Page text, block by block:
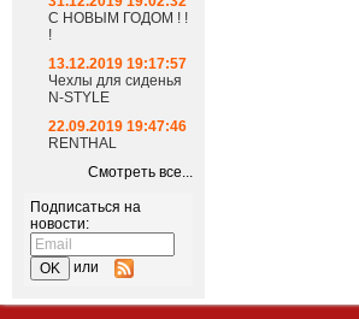
С НОВЫМ ГОДОМ ! !
!
13.12.2019 19:17:57
Чехлы для сиденья
N-STYLE
22.09.2019 19:47:46
RENTHAL
Смотреть все...
Подписаться на
новости:
или